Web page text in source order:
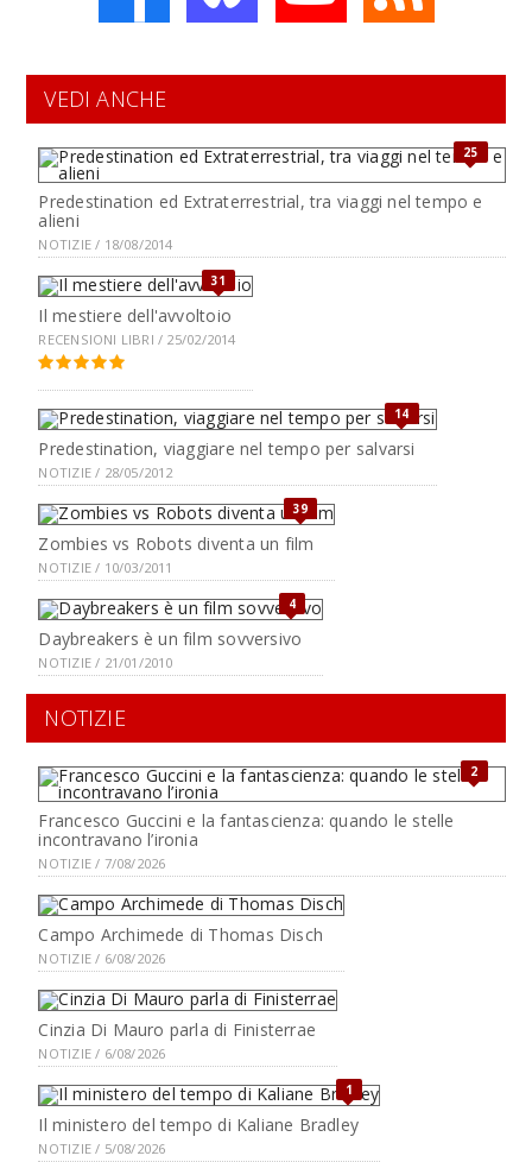
VEDI ANCHE
25
Predestination ed Extraterrestrial, tra viaggi nel tempo e
alieni
NOTIZIE / 18/08/2014
31
Il mestiere dell'avvoltoio
RECENSIONI LIBRI / 25/02/2014
14
Predestination, viaggiare nel tempo per salvarsi
NOTIZIE / 28/05/2012
39
Zombies vs Robots diventa un film
NOTIZIE / 10/03/2011
4
Daybreakers è un film sovversivo
NOTIZIE / 21/01/2010
NOTIZIE
2
Francesco Guccini e la fantascienza: quando le stelle
incontravano l’ironia
NOTIZIE / 7/08/2026
Campo Archimede di Thomas Disch
NOTIZIE / 6/08/2026
Cinzia Di Mauro parla di Finisterrae
NOTIZIE / 6/08/2026
1
Il ministero del tempo di Kaliane Bradley
NOTIZIE / 5/08/2026